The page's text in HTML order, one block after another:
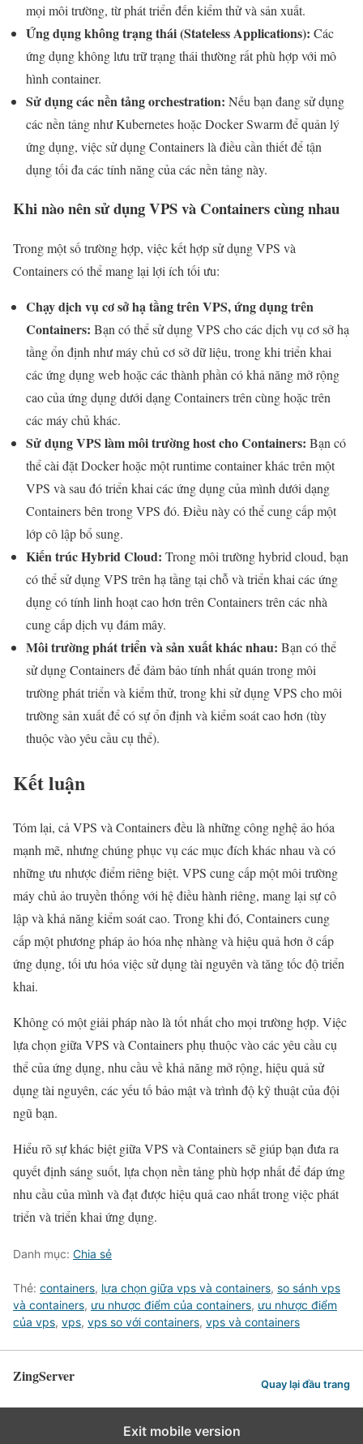
mọi môi trường, từ phát triển đến kiểm thử và sản xuất.
Ứng dụng không trạng thái (Stateless Applications): Các
ứng dụng không lưu trữ trạng thái thường rất phù hợp với mô
hình container.
Sử dụng các nền tảng orchestration: Nếu bạn đang sử dụng
các nền tảng như Kubernetes hoặc Docker Swarm để quản lý
ứng dụng, việc sử dụng Containers là điều cần thiết để tận
dụng tối đa các tính năng của các nền tảng này.
Khi nào nên sử dụng VPS và Containers cùng nhau
Trong một số trường hợp, việc kết hợp sử dụng VPS và
Containers có thể mang lại lợi ích tối ưu:
Chạy dịch vụ cơ sở hạ tầng trên VPS, ứng dụng trên
Containers: Bạn có thể sử dụng VPS cho các dịch vụ cơ sở hạ
tầng ổn định như máy chủ cơ sở dữ liệu, trong khi triển khai
các ứng dụng web hoặc các thành phần có khả năng mở rộng
cao của ứng dụng dưới dạng Containers trên cùng hoặc trên
các máy chủ khác.
Sử dụng VPS làm môi trường host cho Containers: Bạn có
thể cài đặt Docker hoặc một runtime container khác trên một
VPS và sau đó triển khai các ứng dụng của mình dưới dạng
Containers bên trong VPS đó. Điều này có thể cung cấp một
lớp cô lập bổ sung.
Kiến trúc Hybrid Cloud: Trong môi trường hybrid cloud, bạn
có thể sử dụng VPS trên hạ tầng tại chỗ và triển khai các ứng
dụng có tính linh hoạt cao hơn trên Containers trên các nhà
cung cấp dịch vụ đám mây.
Môi trường phát triển và sản xuất khác nhau: Bạn có thể
sử dụng Containers để đảm bảo tính nhất quán trong môi
trường phát triển và kiểm thử, trong khi sử dụng VPS cho môi
trường sản xuất để có sự ổn định và kiểm soát cao hơn (tùy
thuộc vào yêu cầu cụ thể).
Kết luận
Tóm lại, cả VPS và Containers đều là những công nghệ ảo hóa
mạnh mẽ, nhưng chúng phục vụ các mục đích khác nhau và có
những ưu nhược điểm riêng biệt. VPS cung cấp một môi trường
máy chủ ảo truyền thống với hệ điều hành riêng, mang lại sự cô
lập và khả năng kiểm soát cao. Trong khi đó, Containers cung
cấp một phương pháp ảo hóa nhẹ nhàng và hiệu quả hơn ở cấp
ứng dụng, tối ưu hóa việc sử dụng tài nguyên và tăng tốc độ triển
khai.
Không có một giải pháp nào là tốt nhất cho mọi trường hợp. Việc
lựa chọn giữa VPS và Containers phụ thuộc vào các yêu cầu cụ
thể của ứng dụng, nhu cầu về khả năng mở rộng, hiệu quả sử
dụng tài nguyên, các yếu tố bảo mật và trình độ kỹ thuật của đội
ngũ bạn.
Hiểu rõ sự khác biệt giữa VPS và Containers sẽ giúp bạn đưa ra
quyết định sáng suốt, lựa chọn nền tảng phù hợp nhất để đáp ứng
nhu cầu của mình và đạt được hiệu quả cao nhất trong việc phát
triển và triển khai ứng dụng.
Danh mục: Chia sẻ
Thẻ: containers, lựa chọn giữa vps và containers, so sánh vps
và containers, ưu nhược điểm của containers, ưu nhược điểm
của vps, vps, vps so với containers, vps và containers
ZingServer Quay lại đầu trang
Exit mobile version